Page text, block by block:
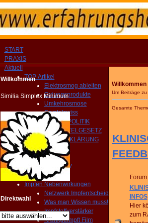
START
PRAXIS
Aktuell
TOP Artikel
Elektrosmog ableiten
Erdungsprodukte
Umkehrosmose
Crystalswiss
GESUNDHEITSPOLITIK
HEILMITTELGESETZ
IMPFAUFKLÄRUNG
YOUTUBE Kanal
IMPRESSIONEN
MEDIEN ARCHIV
Homöopathie TV
Impfen Nebenwirkungen
Netzwerk Impfentscheid
Was man Wissen muss!
Impfstoffverstärker
Krankgeimpft Film
Willkommen
Similia Simplex Minimum
Direktwahl
Willkommen
Um Beiträge
Gesamte
Forum
INFOS
Hier
zum